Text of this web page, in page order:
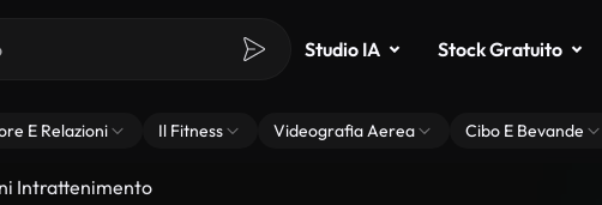
Studio IA Stock Gratuito
E Relazioni Il Fitness Videografia Aerea Cibo E Bevande
Intrattenimento